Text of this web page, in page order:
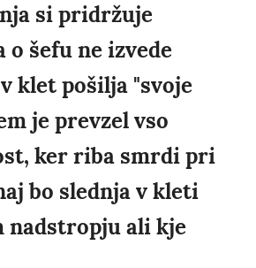
si pridržuje
o šefu ne izvede
klet pošilja "svoje
je prevzel vso
ker riba smrdi pri
bo slednja v kleti
nadstropju ali kje